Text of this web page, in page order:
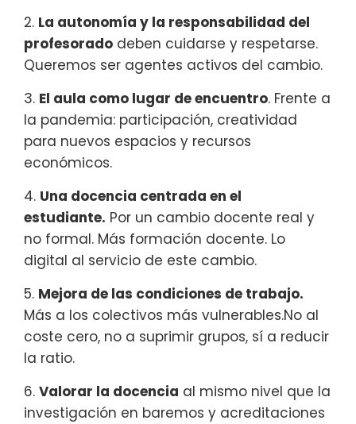
2. La autonomía y la responsabilidad del
profesorado deben cuidarse y respetarse.
Queremos ser agentes activos del cambio.
3. El aula como lugar de encuentro. Frente a
la pandemia: participación, creatividad
para nuevos espacios y recursos
económicos.
4. Una docencia centrada en el
estudiante. Por un cambio docente real y
no formal. Más formación docente. Lo
digital al servicio de este cambio.
5. Mejora de las condiciones de trabajo.
Más a los colectivos más vulnerables.No al
coste cero, no a suprimir grupos, sí a reducir
la ratio.
6. Valorar la docencia al mismo nivel que la
investigación en baremos y acreditaciones